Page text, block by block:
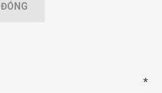
ĐÓNG
*